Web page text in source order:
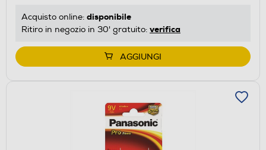
Acquisto online: disponibile
Ritiro in negozio in 30' gratuito: verifica
AGGIUNGI